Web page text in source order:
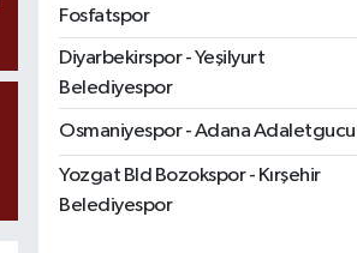
Fosfatspor
Diyarbekirspor - Yeşilyurt
Belediyespor
Osmaniyespor - Adana Adaletgucu
Yozgat Bld Bozokspor - Kırşehir
Belediyespor